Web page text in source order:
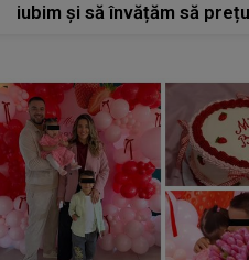
iubim și să învățăm să
zâmbete sincere!”